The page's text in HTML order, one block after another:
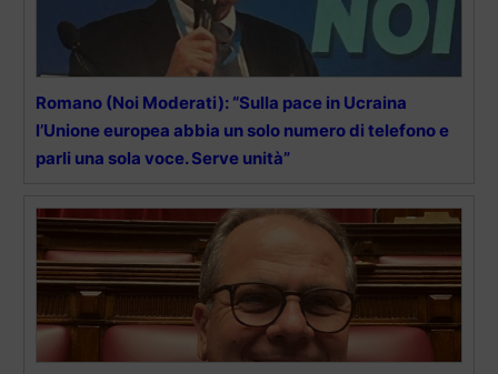
Romano (Noi Moderati): “Sulla pace in Ucraina
l’Unione europea abbia un solo numero di telefono e
parli una sola voce. Serve unità”